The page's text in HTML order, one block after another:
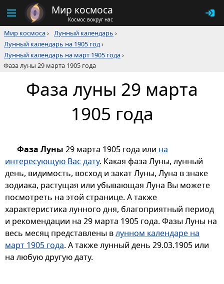
Мир космоса
Космос вокруг нас
Мир космоса› Лунный календарь ›
Лунный календарь на 1905 год›
Лунный календарь на март 1905 года›
Фаза луны 29 марта 1905 года
Фаза луны 29 марта
1905 года
Фаза Луны 29 марта 1905 года или на
интересующую Вас дату. Какая фаза Луны, лунный
день, видимость, восход и закат Луны, Луна в знаке
зодиака, растущая или убывающая Луна Вы можете
посмотреть на этой странице. А также
характеристика лунного дня, благоприятный период
и рекомендации на 29 марта 1905 года. Фазы Луны на
весь месяц представлены влунном календаре на
март 1905 года. А также лунный день 29.03.1905 или
на любую другую дату.